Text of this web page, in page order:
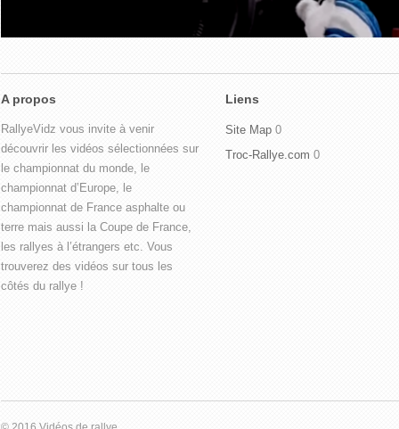
A propos
RallyeVidz vous invite à venir
découvrir les vidéos sélectionnées sur
le championnat du monde, le
championnat d’Europe, le
championnat de France asphalte ou
terre mais aussi la Coupe de France,
les rallyes à l’étrangers etc. Vous
trouverez des vidéos sur tous les
côtés du rallye !
Liens
Site Map 0
Troc-Rallye.com 0